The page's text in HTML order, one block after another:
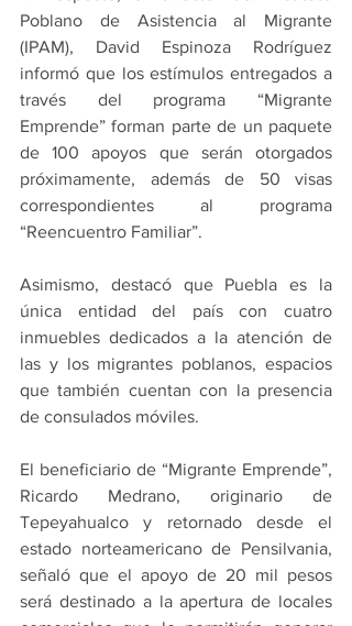
Poblano de Asistencia al Migrante
(IPAM), David Espinoza Rodríguez
informó que los estímulos entregados a
través del programa “Migrante
Emprende” forman parte de un paquete
de 100 apoyos que serán otorgados
próximamente, además de 50 visas
correspondientes al programa
“Reencuentro Familiar”.
Asimismo, destacó que Puebla es la
única entidad del país con cuatro
inmuebles dedicados a la atención de
las y los migrantes poblanos, espacios
que también cuentan con la presencia
de consulados móviles.
El beneficiario de “Migrante Emprende”,
Ricardo Medrano, originario de
Tepeyahualco y retornado desde el
estado norteamericano de Pensilvania,
señaló que el apoyo de 20 mil pesos
será destinado a la apertura de locales